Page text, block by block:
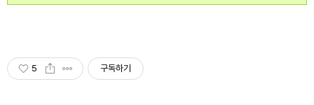
5 구독하기